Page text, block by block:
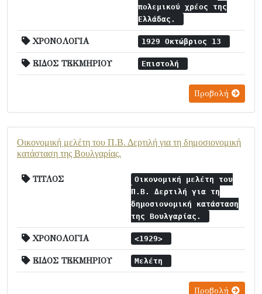
πολεμικού χρέος της
Ελλάδας.
ΧΡΟΝΟΛΟΓΙΑ 1929 Οκτώβριος 13
ΕΙΔΟΣ ΤΕΚΜΗΡΙΟΥ Επιστολή
Προβολή
Οικονομική μελέτη του Π.Β. Δερτιλή για τη δημοσιονομική
κατάσταση της Βουλγαρίας.
ΤΙΤΛΟΣ
Οικονομική μελέτη του
Π.Β. Δερτιλή για τη
δημοσιονομική κατάσταση
της Βουλγαρίας.
ΧΡΟΝΟΛΟΓΙΑ <1929>
ΕΙΔΟΣ ΤΕΚΜΗΡΙΟΥ Μελέτη
Προβολή